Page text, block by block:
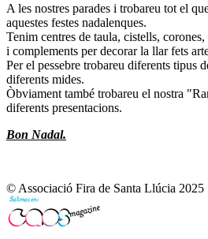
A les nostres parades i trobareu tot el
aquestes festes nadalenques.
Tenim centres de taula, cistells,
i complements per decorar la llar fets
Per el pessebre trobareu diferents tipus
diferents mides.
Òbviament també trobareu el nostra
diferents presentacions.
Bon Nadal.
© Associació Fira de Santa Llúcia 2025